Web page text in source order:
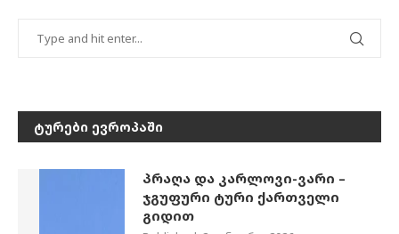
ᲢᲣᲠᲔᲑᲘ ᲔᲕᲠᲝᲞᲐᲨᲘ
პრაღა და კარლოვი-ვარი –
ჯგუფური ტური ქართველი
გიდით